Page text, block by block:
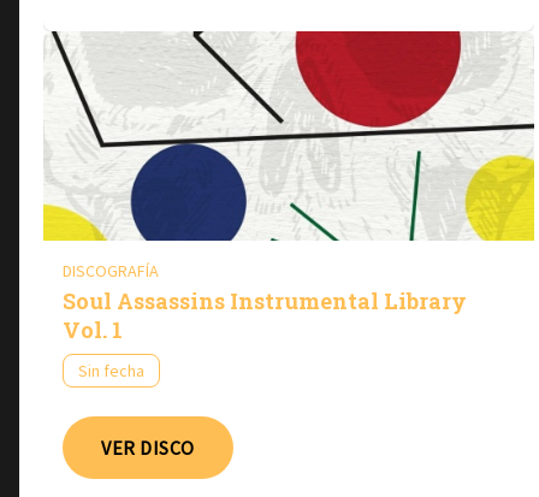
DISCOGRAFÍA
Soul Assassins Instrumental Library
Vol. 1
Sin fecha
VER DISCO